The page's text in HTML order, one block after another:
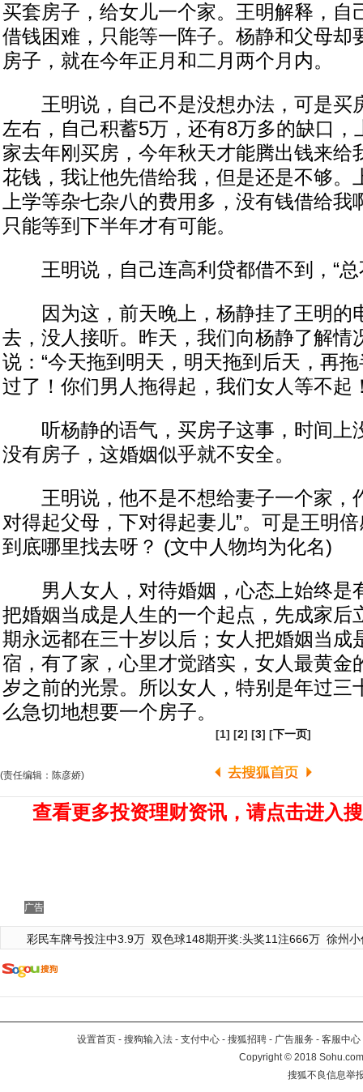
买套房子，给女儿一个家。王明解释，自
借钱困难，只能等一阵子。杨静和父母却
房子，就在今年正月和二月两个月内。
王明说，自己不是没想办法，可是买
左右，自己积蓄5万，还有8万多的缺口，
家去年刚买房，今年秋天才能腾出钱来给
花钱，我让他先借给我，但是还是不够。
上学等杂七杂八的费用多，没有钱借给我
只能等到下半年才有可能。
王明说，自己连高利贷都借不到，“总
因为这，前天晚上，杨静挂了王明的
去，没人接听。昨天，我们向杨静了解情
说：“今天拖到明天，明天拖到后天，再
过了！你们男人拖得起，我们女人等不起
听杨静的语气，买房子这事，时间上
没有房子，这婚姻似乎就不安全。
王明说，他不是不想给妻子一个家，
对得起父母，下对得起妻儿”。可是王明
到底哪里找去呀？ (文中人物均为化名)
男人女人，对待婚姻，心态上始终是
把婚姻当成是人生的一个起点，先成家后
期永远都在三十岁以后；女人把婚姻当成
宿，有了家，心里才觉踏实，女人最黄金
岁之前的光景。所以女人，特别是年过三
么急切地想要一个房子。
[1] [2] [3] [下一页]
(责任编辑：陈彦娇)
查看更多投资理财资讯，请点击进入
广告
彩民车牌号投注中3.9万 双色球148期开奖:头奖11注666万 徐州
设置首页 - 搜狗输入法 - 支付中心 - 搜狐招聘 - 广告服务 - 客服中心
Copyright©2018
搜狐不良信息举